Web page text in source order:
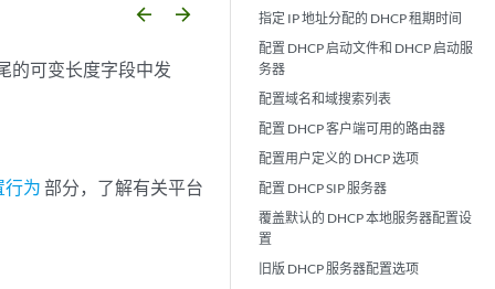
指定 IP 地址分配的 DHCP 租期时间
配置 DHCP 启动文件和 DHCP 启动服
务器
配置域名和域搜索列表
配置 DHCP 客户端可用的路由器
配置用户定义的 DHCP 选项
配置 DHCP SIP 服务器
覆盖默认的 DHCP 本地服务器配置设
置
旧版 DHCP 服务器配置选项
arrow_backward arrow_forward
的可变长度字段中发
行为 部分，了解有关平台